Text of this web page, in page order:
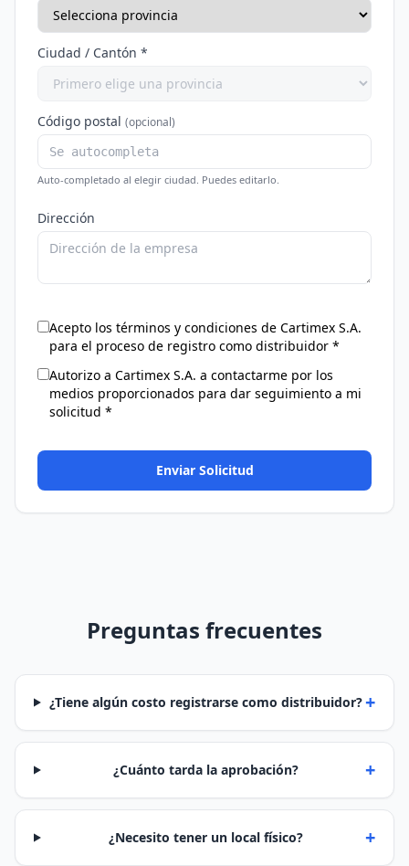
Ciudad / Cantón *
Código postal (opcional)
Auto-completado al elegir ciudad. Puedes editarlo.
Dirección
Acepto los términos y condiciones de Cartimex S.A.
para el proceso de registro como distribuidor *
Autorizo a Cartimex S.A. a contactarme por los
medios proporcionados para dar seguimiento a mi
solicitud *
Enviar Solicitud
Preguntas frecuentes
¿Tiene algún costo registrarse como distribuidor?+
¿Cuánto tarda la aprobación? +
¿Necesito tener un local físico? +